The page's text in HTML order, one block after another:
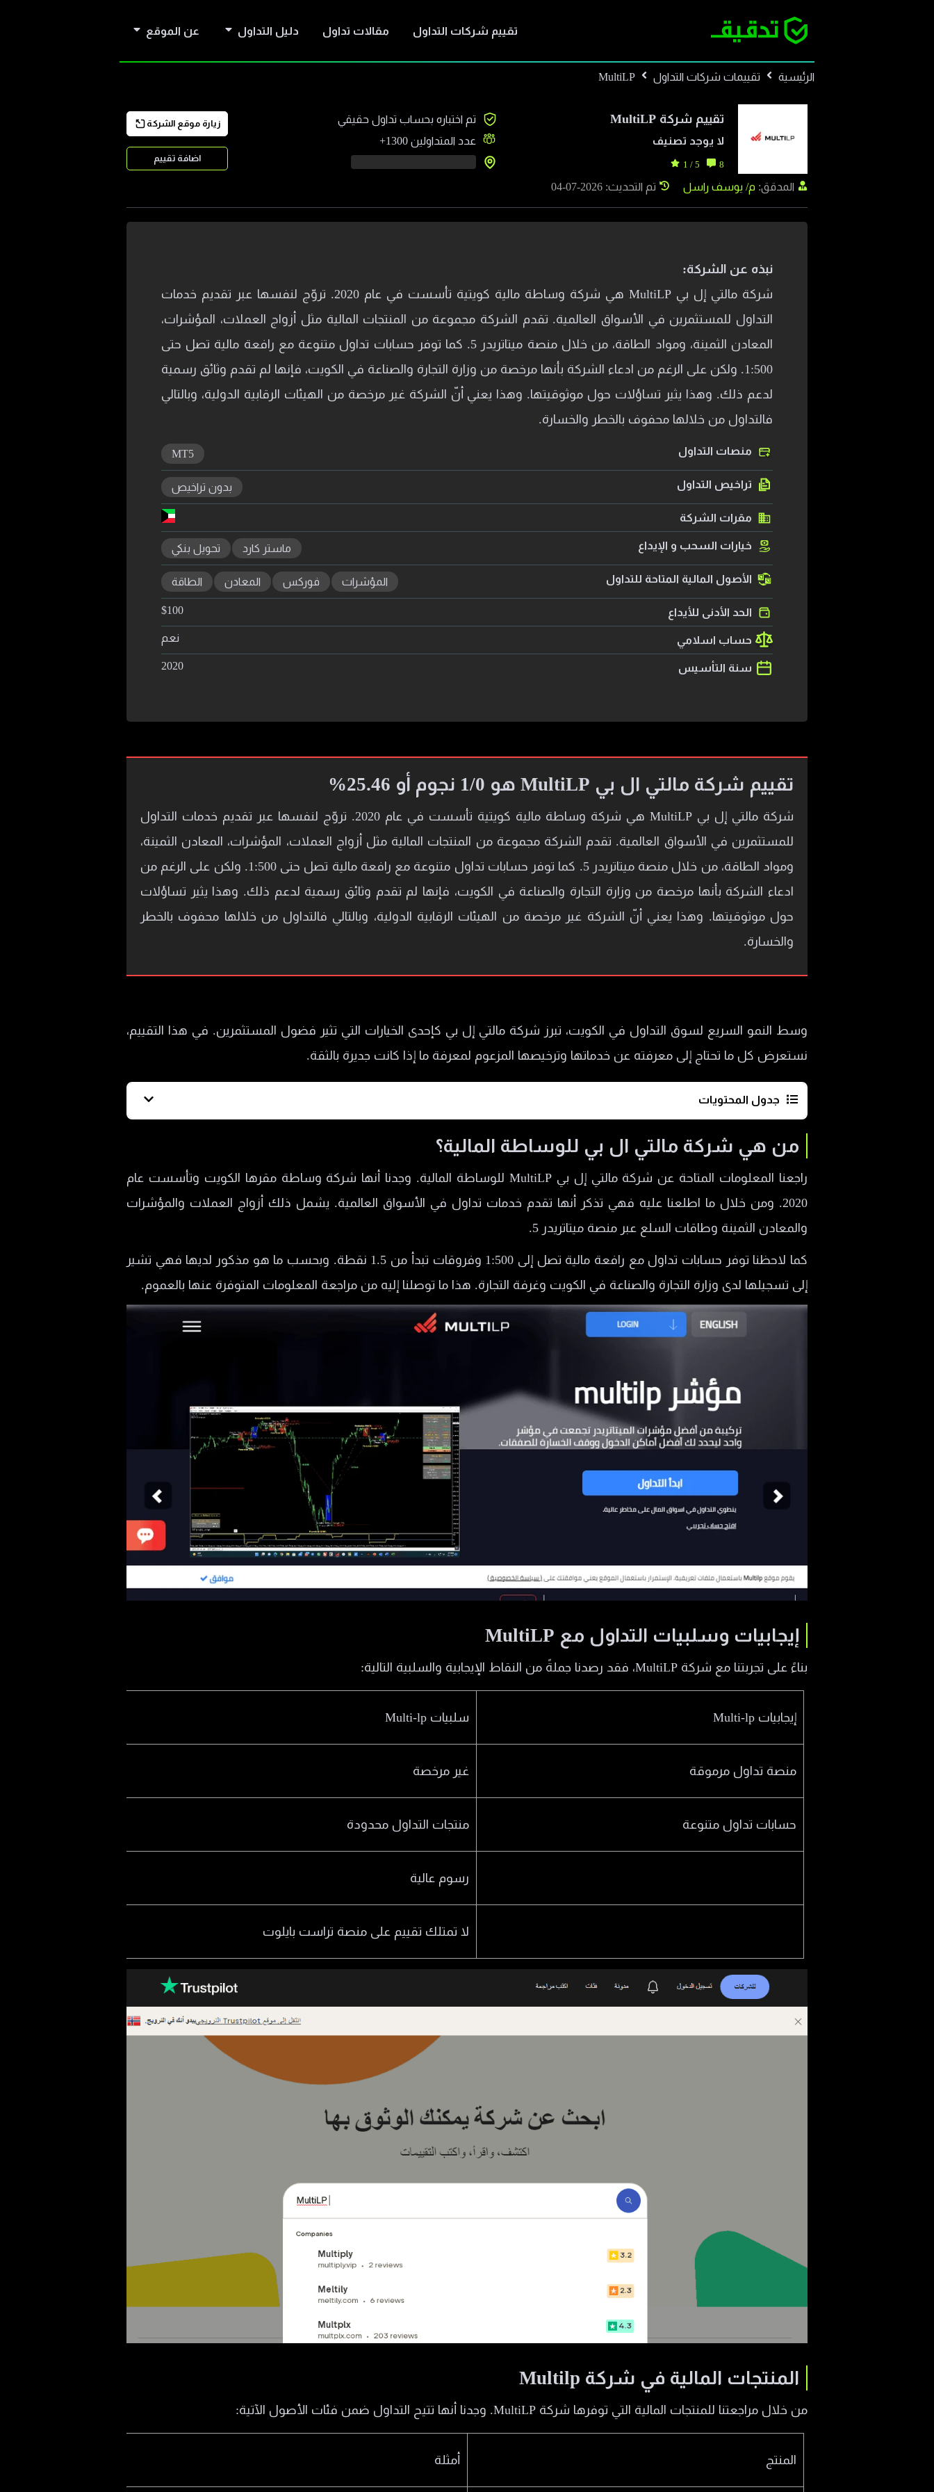
تقييم شركات التداول مقالات تداول دليل التداول عن الموقع
الرئيسية تقييمات شركات التداول MultiLP
تقييم شركة MultiLP
لا يوجد تصنيف
8
5 / 1
تم اختباره بحساب تداول حقيقي
عدد المتداولين 1300+
زيارة موقع الشركة
اضافة تقييم
المدقق: م/ يوسف راسل تم التحديث: 2026-07-04
نبذه عن الشركة:
شركة مالتي إل بي MultiLP هي شركة وساطة مالية كويتية تأسست في عام 2020. تروّج لنفسها عبر تقديم خدمات
التداول للمستثمرين في الأسواق العالمية. تقدم الشركة مجموعة من المنتجات المالية مثل أزواج العملات، المؤشرات،
المعادن الثمينة، ومواد الطاقة، من خلال منصة ميتاتريدر 5. كما توفر حسابات تداول متنوعة مع رافعة مالية تصل حتى
1:500. ولكن على الرغم من ادعاء الشركة بأنها مرخصة من وزارة التجارة والصناعة في الكويت، فإنها لم تقدم وثائق رسمية
لدعم ذلك. وهذا يثير تساؤلات حول موثوقيتها. وهذا يعني أنّ الشركة غير مرخصة من الهيئات الرقابية الدولية، وبالتالي
فالتداول من خلالها محفوف بالخطر والخسارة.
منصات التداول MT5
تراخيص التداول بدون تراخيص
مقرات الشركة
خيارات السحب و الإيداع ماستر كارد تحويل بنكي
الأصول المالية المتاحة للتداول المؤشرات فوركس المعادن الطاقة
الحد الأدنى للأيداع $100
حساب اسلامي نعم
سنة التأسيس 2020
تقييم شركة مالتي ال بي MultiLP هو 1/0 نجوم أو 25.46%
شركة مالتي إل بي MultiLP هي شركة وساطة مالية كويتية تأسست في عام 2020. تروّج لنفسها عبر تقديم خدمات التداول
للمستثمرين في الأسواق العالمية. تقدم الشركة مجموعة من المنتجات المالية مثل أزواج العملات، المؤشرات، المعادن الثمينة،
ومواد الطاقة، من خلال منصة ميتاتريدر 5. كما توفر حسابات تداول متنوعة مع رافعة مالية تصل حتى 1:500. ولكن على الرغم من
ادعاء الشركة بأنها مرخصة من وزارة التجارة والصناعة في الكويت، فإنها لم تقدم وثائق رسمية لدعم ذلك. وهذا يثير تساؤلات
حول موثوقيتها. وهذا يعني أنّ الشركة غير مرخصة من الهيئات الرقابية الدولية، وبالتالي فالتداول من خلالها محفوف بالخطر
والخسارة.
وسط النمو السريع لسوق التداول في الكويت، تبرز شركة مالتي إل بي كإحدى الخيارات التي تثير فضول المستثمرين. في هذا التقييم،
نستعرض كل ما تحتاج إلى معرفته عن خدماتها وترخيصها المزعوم لمعرفة ما إذا كانت جديرة بالثقة.
جدول المحتويات
من هي شركة مالتي ال بي للوساطة المالية؟
إيجابيات وسلبيات التداول مع MultiLP
المنتجات المالية في شركة Multilp
منصات التداول في مالتي إل بي
حسابات التداول في MultiLP
هل MultiLP مرخصة؟
طرق السحب والإيداع في مالتي ال بي
رسوم التداول في Multilp
الاتصال بشركة Multi-lp
من هي شركة مالتي ال بي للوساطة المالية؟
راجعنا المعلومات المتاحة عن شركة مالتي إل بي MultiLP للوساطة المالية. وجدنا أنها شركة وساطة مقرها الكويت وتأسست عام
2020. ومن خلال ما اطلعنا عليه فهي تذكر أنها تقدم خدمات تداول في الأسواق العالمية. يشمل ذلك أزواج العملات والمؤشرات
والمعادن الثمينة وطاقات السلع عبر منصة ميتاتريدر 5.
كما لاحظنا توفر حسابات تداول مع رافعة مالية تصل إلى 1:500 وفروقات تبدأ من 1.5 نقطة. وبحسب ما هو مذكور لديها فهي تشير
إلى تسجيلها لدى وزارة التجارة والصناعة في الكويت وغرفة التجارة. هذا ما توصلنا إليه من مراجعة المعلومات المتوفرة عنها بالعموم.
إيجابيات وسلبيات التداول مع MultiLP
بناءً على تجربتنا مع شركة MultiLP، فقد رصدنا جملةً من النقاط الإيجابية والسلبية التالية:
إيجابيات Multi-lp سلبيات Multi-lp
منصة تداول مرموقة غير مرخصة
حسابات تداول متنوعة منتجات التداول محدودة
رسوم عالية
لا تمتلك تقييم على منصة تراست بايلوت
المنتجات المالية في شركة Multilp
من خلال مراجعتنا للمنتجات المالية التي توفرها شركة MultiLP. وجدنا أنها تتيح التداول ضمن فئات الأصول الآتية:
المنتج أمثلة